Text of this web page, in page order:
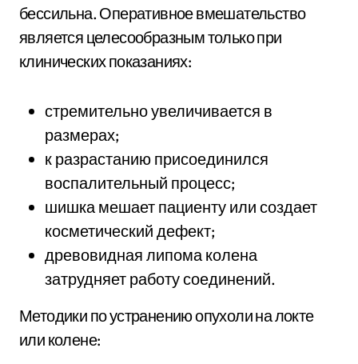
бессильна. Оперативное вмешательство
является целесообразным только при
клинических показаниях:
стремительно увеличивается в
размерах;
к разрастанию присоединился
воспалительный процесс;
шишка мешает пациенту или создает
косметический дефект;
древовидная липома колена
затрудняет работу соединений.
Методики по устранению опухоли на локте
или колене: